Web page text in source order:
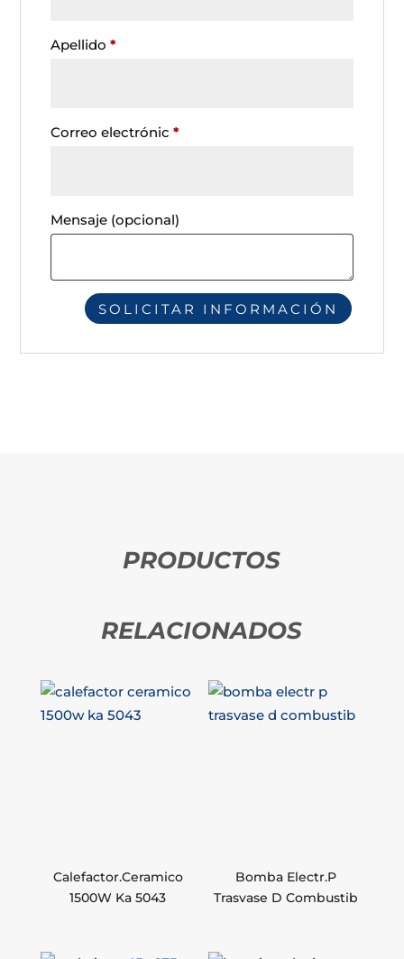
Apellido*
Correo electrónic*
Mensaje (opcional)
PRODUCTOS
RELACIONADOS
Calefactor.Ceramico
1500W Ka 5043
Bomba Electr.P
Trasvase D Combustib